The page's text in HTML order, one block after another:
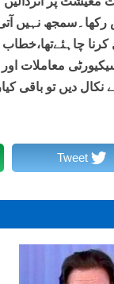
رکھا۔سمجھ نہیں
معاملات
دیں تو باقی
Tweet